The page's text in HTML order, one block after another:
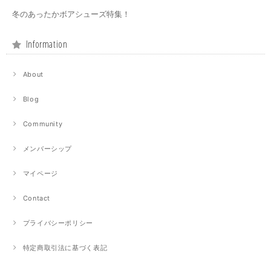
冬のあったかボアシューズ特集！
Information
About
Blog
Community
メンバーシップ
マイページ
Contact
プライバシーポリシー
特定商取引法に基づく表記